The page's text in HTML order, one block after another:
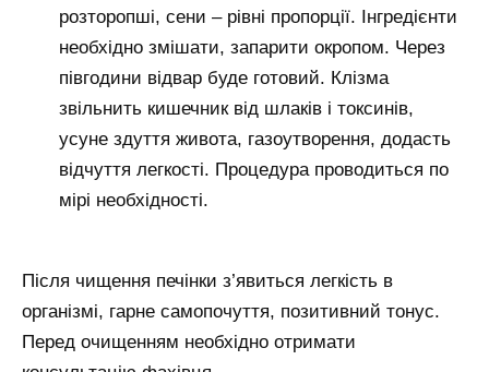
розторопші, сени – рівні пропорції. Інгредієнти
необхідно змішати, запарити окропом. Через
півгодини відвар буде готовий. Клізма
звільнить кишечник від шлаків і токсинів,
усуне здуття живота, газоутворення, додасть
відчуття легкості. Процедура проводиться по
мірі необхідності.
Після чищення печінки з’явиться легкість в
організмі, гарне самопочуття, позитивний тонус.
Перед очищенням необхідно отримати